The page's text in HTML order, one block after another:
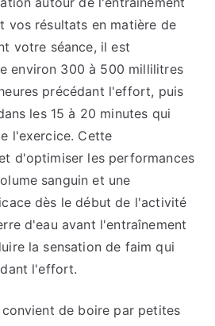
vos résultats en matière de
votre séance, il est
environ 300 à 500 millilitres
précédant l'effort, puis
les 15 à 20 minutes qui
l'exercice. Cette
d'optimiser les performances
sanguin et une
dès le début de l'activité
d'eau avant l'entraînement
la sensation de faim qui
l'effort.
convient de boire par petites